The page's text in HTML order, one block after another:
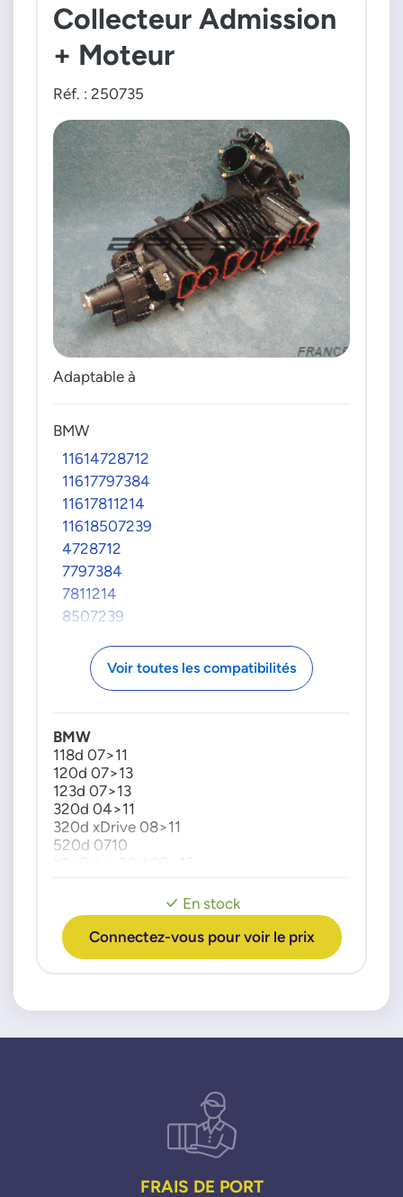
Collecteur Admission
+ Moteur
Réf. : 250735
Adaptable à
BMW
11614728712
11617797384
11617811214
11618507239
4728712
7797384
7811214
8507239
Voir toutes les compatibilités
En stock
Connectez-vous pour voir le prix
BMW
118d 07>11
120d 07>13
123d 07>13
320d 04>11
320d xDrive 08>11
520d 0710
X1 xDrive 23d 09>15
X3 xDrive 18d 08>11
X3 xDrive 20d 08>10
FRAIS DE PORT